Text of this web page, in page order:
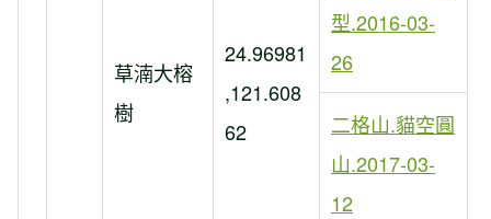
草湳大榕
樹
24.96981
,121.608
62
型.2016-03-
26
二格山.貓空圓
山.2017-03-
12